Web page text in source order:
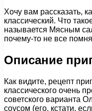
Хочу вам рассказать,
классический. Что
называется Мясным
почему-то не все
Описание
Как видите, рецепт
классического очень
советского варианта
соусом (его, кстати,